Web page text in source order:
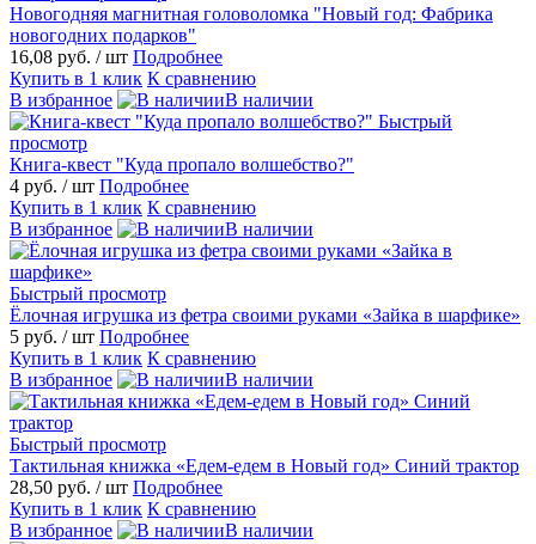
Новогодняя магнитная головоломка "Новый год: Фабрика
новогодних подарков"
16,08 руб. / шт Подробнее
Купить в 1 клик К сравнению
В избранное
В наличии
Быстрый
просмотр
Книга-квест "Куда пропало волшебство?"
4 руб. / шт Подробнее
Купить в 1 клик К сравнению
В избранное
В наличии
Быстрый просмотр
Ёлочная игрушка из фетра своими руками «Зайка в шарфике»
5 руб. / шт Подробнее
Купить в 1 клик К сравнению
В избранное
В наличии
Быстрый просмотр
Тактильная книжка «Едем-едем в Новый год» Синий трактор
28,50 руб. / шт Подробнее
Купить в 1 клик К сравнению
В избранное
В наличии